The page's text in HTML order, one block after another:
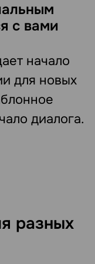
с вами
начало
для новых
диалога.
разных